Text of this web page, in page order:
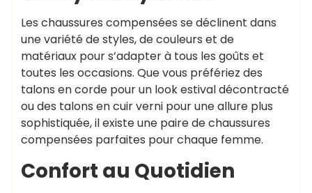
Les chaussures compensées se déclinent dans
une variété de styles, de couleurs et de
matériaux pour s’adapter à tous les goûts et
toutes les occasions. Que vous préfériez des
talons en corde pour un look estival décontracté
ou des talons en cuir verni pour une allure plus
sophistiquée, il existe une paire de chaussures
compensées parfaites pour chaque femme.
Confort au Quotidien